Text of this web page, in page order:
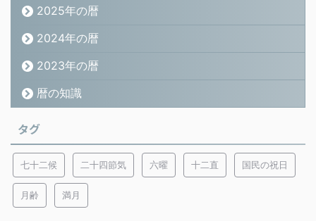
2025年の暦
2024年の暦
2023年の暦
暦の知識
タグ
七十二候 二十四節気 六曜 十二直 国民の祝日
月齢 満月